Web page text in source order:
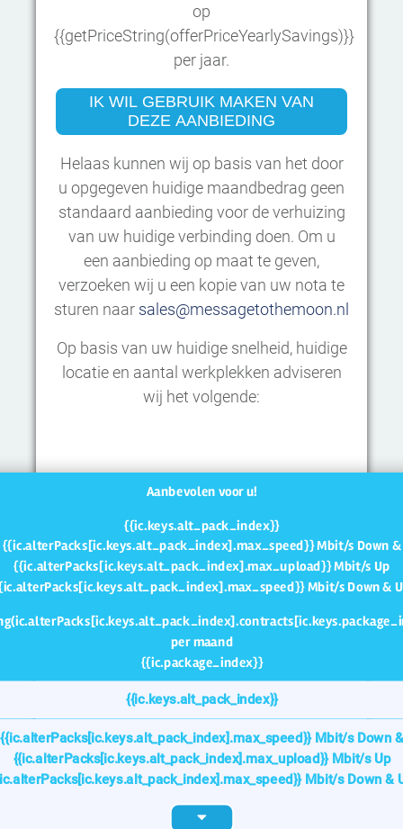
op
{{getPriceString(offerPriceYearlySavings)}}
per jaar.
IK WIL GEBRUIK MAKEN VAN
DEZE AANBIEDING
Helaas kunnen wij op basis van het door
u opgegeven huidige maandbedrag geen
standaard aanbieding voor de verhuizing
van uw huidige verbinding doen. Om u
een aanbieding op maat te geven,
verzoeken wij u een kopie van uw nota te
sturen naar sales@messagetothemoon.nl
Op basis van uw huidige snelheid, huidige
locatie en aantal werkplekken adviseren
wij het volgende:
Aanbevolen voor u!
{{ic.keys.alt_pack_index}}
{{ic.alterPacks[ic.keys.alt_pack_index].max_speed}} Mbit/s Down &
{{ic.alterPacks[ic.keys.alt_pack_index].max_upload}} Mbit/s Up
Mbit/s Down &
per maand
{{ic.package_index}}
{{ic.keys.alt_pack_index}}
{{ic.alterPacks[ic.keys.alt_pack_index].max_speed}} Mbit/s Down &
{{ic.alterPacks[ic.keys.alt_pack_index].max_upload}} Mbit/s Up
Mbit/s Down &